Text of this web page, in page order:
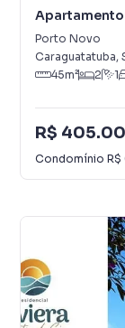
Apartamento
Porto Novo
Caraguatatuba,
45m² 2 1
R$
Condomínio R$